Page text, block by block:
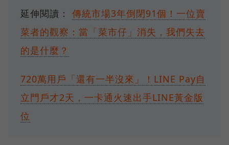
延伸閱讀： 傳統市場3年倒閉91個！一位賣
菜者的觀察：當「菜市仔」消失，我們失去
的是什麼？
720萬用戶「還有一半沒來」！LINE Pay自
立門戶才2天，一卡通火速出手LINE黃金版
位